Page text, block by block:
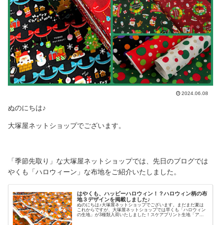
2024.06.08
ぬのにちは♪
大塚屋ネットショップでございます。
「季節先取り」な大塚屋ネットショップでは、先日のブログでは
やくも「ハロウィーン」な布地をご紹介いたしました。
はやくも、ハッピーハロウィン！？ハロウィン柄の布
地３デザインを掲載しました♪
ぬのにちは♪大塚屋ネットショップでございます。まだまだ夏は
これからですが、大塚屋ネットショップでは早くも「ハロウィン
の生地」が3種類入荷いたしました！スケアプリント生地「アイ